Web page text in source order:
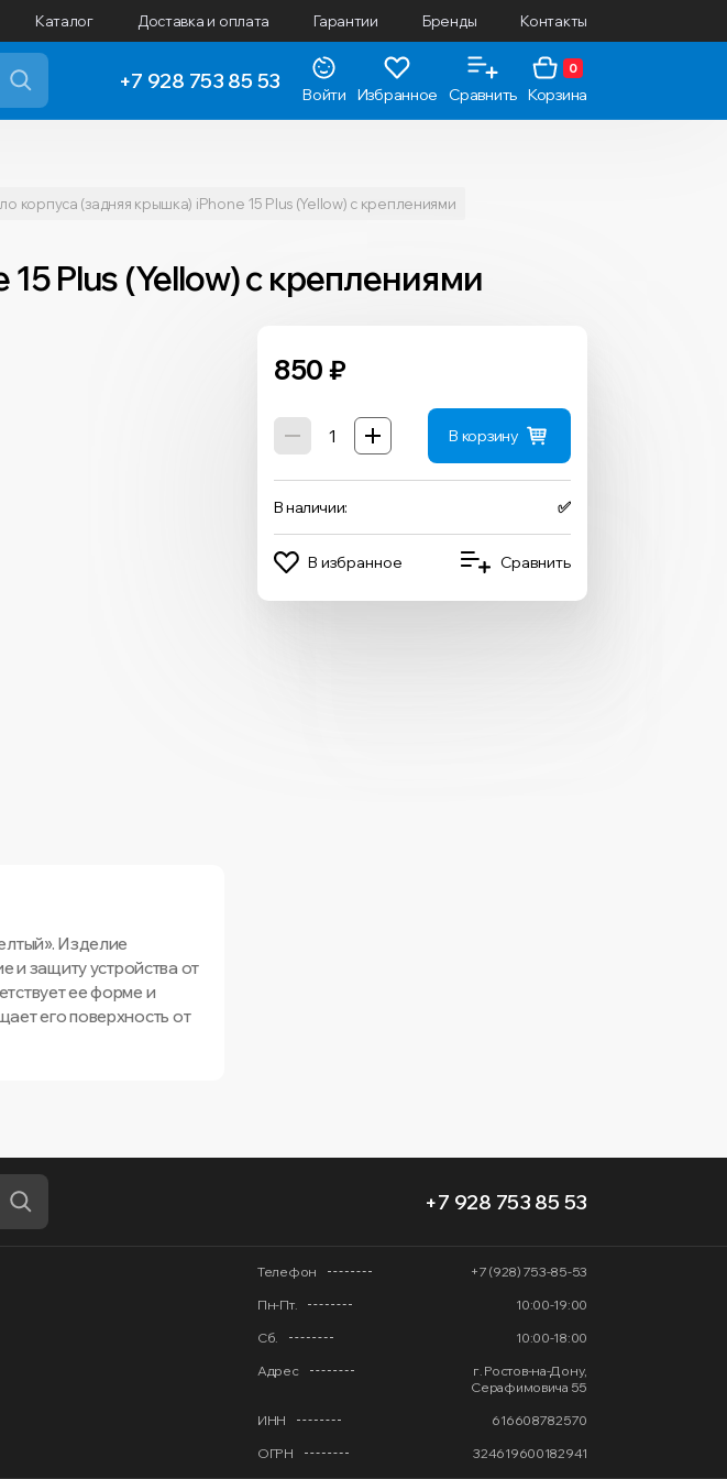
Каталог Доставка и оплата Гарантии Бренды Контакты
+7 928 753 85 53
Войти Избранное Сравнить
0
Корзина
корпуса (задняя крышка) iPhone 15 Plus (Yellow) с креплениями
Plus (Yellow) с креплениями
850 ₽
В корзину
В наличии: ✅
В избранное Сравнить
Изделие
защиту устройства от
ее форме и
его поверхность от
+7 928 753 85 53
Телефон
+7 (928) 753-85-53
Пн-Пт.
10:00-19:00
Сб.
10:00-18:00
Адрес
г. Ростов-на-Дону,
Серафимовича 55
ИНН
616608782570
ОГРН
324619600182941